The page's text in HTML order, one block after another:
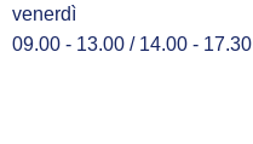
venerdì
09.00 - 13.00 / 14.00 - 17.30